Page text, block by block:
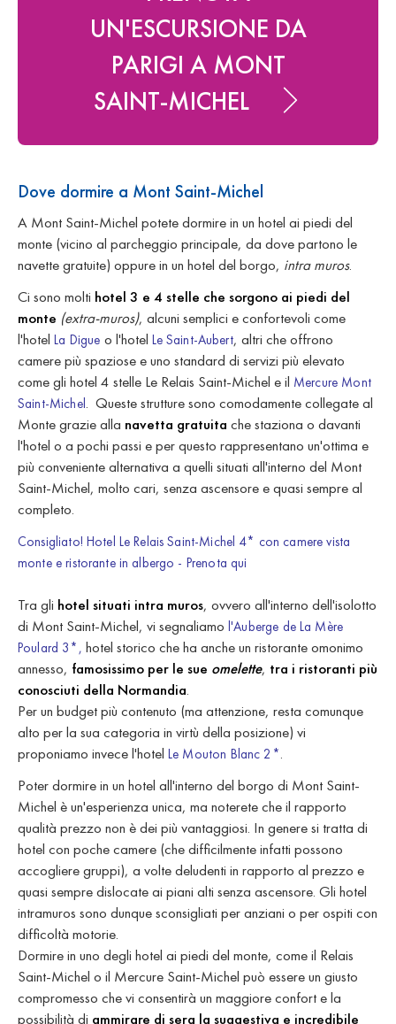
UN'ESCURSIONE DA
PARIGI A MONT
SAINT-MICHEL
Dove dormire a Mont Saint-Michel
A Mont Saint-Michel potete dormire in un hotel ai piedi del
monte (vicino al parcheggio principale, da dove partono le
navette gratuite) oppure in un hotel del borgo, intra muros.
Ci sono molti hotel 3 e 4 stelle che sorgono ai piedi del
monte (extra-muros), alcuni semplici e confortevoli come
l'hotel La Digue o l'hotel Le Saint-Aubert, altri che offrono
camere più spaziose e uno standard di servizi più elevato
come gli hotel 4 stelle Le Relais Saint-Michel e il Mercure Mont
Saint-Michel. Queste strutture sono comodamente collegate al
Monte grazie alla navetta gratuita che staziona o davanti
l'hotel o a pochi passi e per questo rappresentano un'ottima e
più conveniente alternativa a quelli situati all'interno del Mont
Saint-Michel, molto cari, senza ascensore e quasi sempre al
completo.
Consigliato! Hotel Le Relais Saint-Michel 4* con camere vista
monte e ristorante in albergo - Prenota qui
Tra gli hotel situati intra muros, ovvero all'interno dell'isolotto
di Mont Saint-Michel, vi segnaliamo l'Auberge de La Mère
Poulard 3*, hotel storico che ha anche un ristorante omonimo
annesso, famosissimo per le sue omelette, tra i ristoranti più
conosciuti della Normandia.
Per un budget più contenuto (ma attenzione, resta comunque
alto per la sua categoria in virtù della posizione) vi
proponiamo invece l'hotel Le Mouton Blanc 2*.
Poter dormire in un hotel all'interno del borgo di Mont Saint-
Michel è un'esperienza unica, ma noterete che il rapporto
qualità prezzo non è dei più vantaggiosi. In genere si tratta di
hotel con poche camere (che difficilmente infatti possono
accogliere gruppi), a volte deludenti in rapporto al prezzo e
quasi sempre dislocate ai piani alti senza ascensore. Gli hotel
intramuros sono dunque sconsigliati per anziani o per ospiti con
difficoltà motorie.
Dormire in uno degli hotel ai piedi del monte, come il Relais
Saint-Michel o il Mercure Saint-Michel può essere un giusto
compromesso che vi consentirà un maggiore confort e la
possibilità di ammirare di sera la suggestiva e incredibile